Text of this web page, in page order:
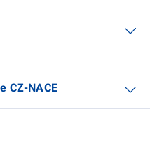
CZ-NACE